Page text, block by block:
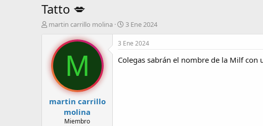
Tatto 💋
A
o
d
e
e
martin carrillo molina
F
e
c
a
3 Ene 2024
M
martin carrillo
molina
Miembro
3 Ene 2024
Colegas sabrán el nombre de la Milf con